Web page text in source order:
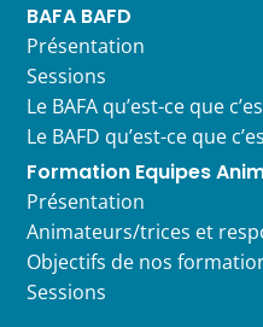
BAFA BAFD
Présentation
Sessions
Le BAFA qu’est-ce que
Le BAFD qu’est-ce que
Formation Equipes
Présentation
Animateurs/trices et
Objectifs de nos
Sessions